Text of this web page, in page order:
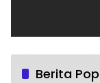
Berita